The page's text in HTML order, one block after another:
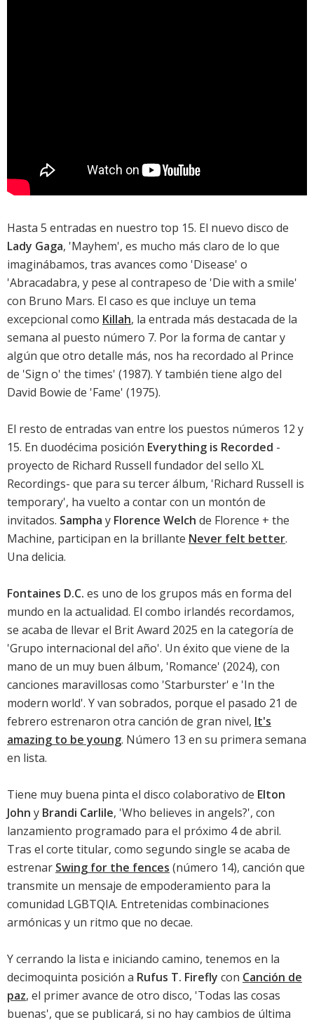
Hasta 5 entradas en nuestro top 15. El nuevo disco de
Lady Gaga, 'Mayhem', es mucho más claro de lo que
imaginábamos, tras avances como 'Disease' o
'Abracadabra, y pese al contrapeso de 'Die with a smile'
con Bruno Mars. El caso es que incluye un tema
excepcional como Killah, la entrada más destacada de la
semana al puesto número 7. Por la forma de cantar y
algún que otro detalle más, nos ha recordado al Prince
de 'Sign o' the times' (1987). Y también tiene algo del
David Bowie de 'Fame' (1975).
El resto de entradas van entre los puestos números 12 y
15. En duodécima posición Everything is Recorded -
proyecto de Richard Russell fundador del sello XL
Recordings- que para su tercer álbum, 'Richard Russell is
temporary', ha vuelto a contar con un montón de
invitados. Sampha y Florence Welch de Florence + the
Machine, participan en la brillante Never felt better.
Una delicia.
Fontaines D.C. es uno de los grupos más en forma del
mundo en la actualidad. El combo irlandés recordamos,
se acaba de llevar el Brit Award 2025 en la categoría de
'Grupo internacional del año'. Un éxito que viene de la
mano de un muy buen álbum, 'Romance' (2024), con
canciones maravillosas como 'Starburster' e 'In the
modern world'. Y van sobrados, porque el pasado 21 de
febrero estrenaron otra canción de gran nivel, It's
amazing to be young. Número 13 en su primera semana
en lista.
Tiene muy buena pinta el disco colaborativo de Elton
John y Brandi Carlile, 'Who believes in angels?', con
lanzamiento programado para el próximo 4 de abril.
Tras el corte titular, como segundo single se acaba de
estrenar Swing for the fences (número 14), canción que
transmite un mensaje de empoderamiento para la
comunidad LGBTQIA. Entretenidas combinaciones
armónicas y un ritmo que no decae.
Y cerrando la lista e iniciando camino, tenemos en la
decimoquinta posición a Rufus T. Firefly con Canción de
paz, el primer avance de otro disco, 'Todas las cosas
buenas', que se publicará, si no hay cambios de última